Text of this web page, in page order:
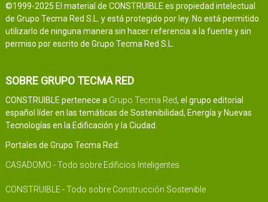
©1999-2025 El material de CONSTRUIBLE es propiedad intelectual
de Grupo Tecma Red S.L. y está protegido por ley. No está permitido
utilizarlo de ninguna manera sin hacer referencia a la fuente y sin
permiso por escrito de Grupo Tecma Red S.L.
SOBRE GRUPO TECMA RED
CONSTRUIBLE pertenece a Grupo Tecma Red, el grupo editorial
español líder en las temáticas de Sostenibilidad, Energía y Nuevas
Tecnologías en la Edificación y la Ciudad.
Portales de Grupo Tecma Red:
CASADOMO - Todo sobre Edificios Inteligentes
CONSTRUIBLE - Todo sobre Construcción Sostenible